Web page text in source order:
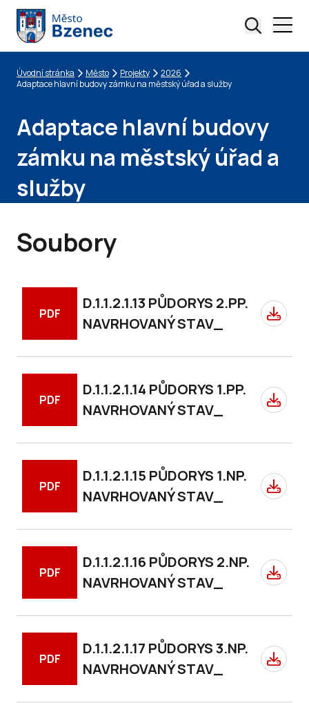
Drobečková navigace
Úvodní stránka Město Projekty
2026
Adaptace hlavní budovy zámku na městský úřad a služby
Adaptace hlavní budovy
zámku na městský úřad a
služby
Soubory
PDF
D.1.1.2.1.13 PŮDORYS 2.PP.
NAVRHOVANÝ STAV_
PDF
D.1.1.2.1.14 PŮDORYS 1.PP.
NAVRHOVANÝ STAV_
PDF
D.1.1.2.1.15 PŮDORYS 1.NP.
NAVRHOVANÝ STAV_
PDF
D.1.1.2.1.16 PŮDORYS 2.NP.
NAVRHOVANÝ STAV_
PDF
D.1.1.2.1.17 PŮDORYS 3.NP.
NAVRHOVANÝ STAV_